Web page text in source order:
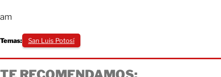
am
Temas: San Luis Potosí